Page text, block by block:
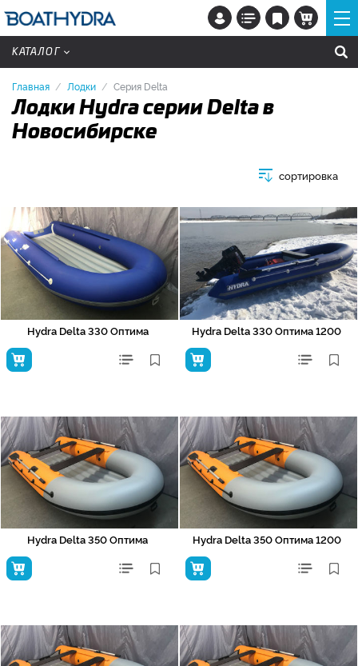
КАТАЛОГ
Главная Лодки Серия Delta
Лодки Hydra серии Delta в
Новосибирске
сортировка
Hydra Delta 330 Оптима Hydra Delta 330 Оптима 1200
Hydra Delta 350 Оптима Hydra Delta 350 Оптима 1200